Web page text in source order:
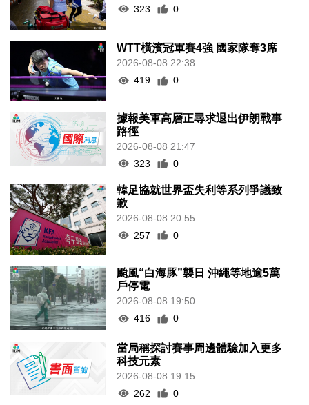
323
0
WTT橫濱冠軍賽4強 國家隊奪3席
2026-08-08 22:38
419
0
據報美軍高層正尋求退出伊朗戰事
路徑
2026-08-08 21:47
323
0
韓足協就世界盃失利等系列爭議致
歉
2026-08-08 20:55
257
0
颱風“白海豚”襲日 沖繩等地逾5萬
戶停電
2026-08-08 19:50
416
0
當局稱探討賽事周邊體驗加入更多
科技元素
2026-08-08 19:15
262
0